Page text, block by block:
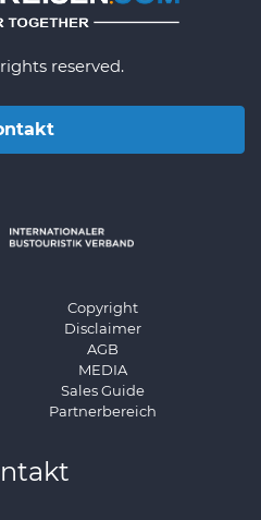
reserved.
Copyright
Disclaimer
AGB
MEDIA
Sales Guide
Partnerbereich